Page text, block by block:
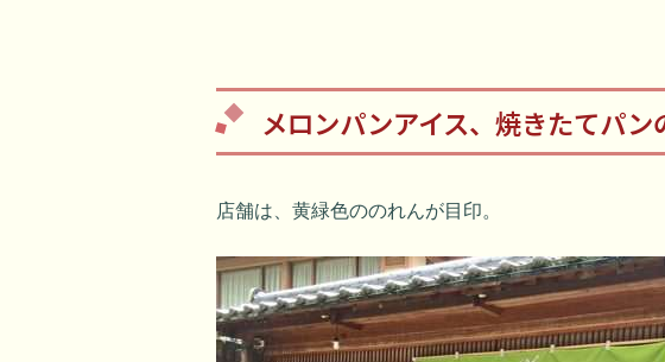
メロンパンアイス、焼きたてパン
店舗は、黄緑色ののれんが目印。